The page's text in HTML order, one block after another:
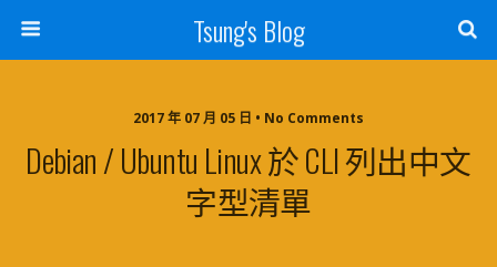
Tsung's Blog
2017 年 07 月 05 日 • No Comments
Debian / Ubuntu Linux 於 CLI 列出中文
字型清單